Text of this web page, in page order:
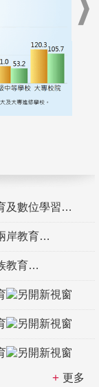
及數位學習
岸教育
教育
更多